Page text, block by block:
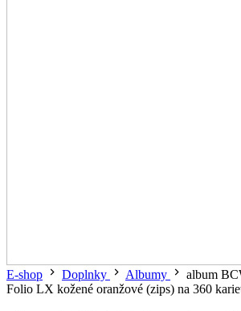
E-shop Doplnky Albumy
album
Folio LX kožené oranžové (zips) na 360